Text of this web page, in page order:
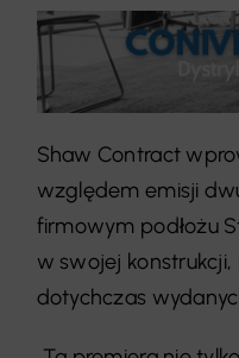
Shaw Contract
względem emisji
firmowym podłożu
w swojej
dotychczas